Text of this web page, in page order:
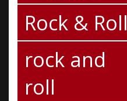
Rock & Roll
rock and
roll